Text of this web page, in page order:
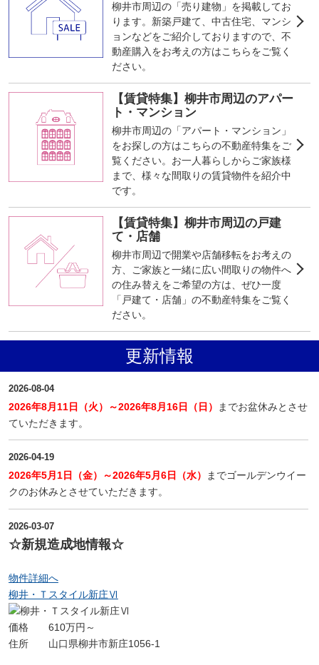
柳井市周辺の「売り建物」を掲載してお
ります。新築戸建て、中古住宅、マンシ
ョンなどをご紹介しておりますので、不
動産購入をお考えの方はこちらをご覧く
ださい。
【賃貸特集】柳井市周辺のアパー
ト・マンション
柳井市周辺の「アパート・マンション」
をお探しの方はこちらの不動産特集をご
覧ください。お一人暮らしからご家族様
まで、様々な間取りの賃貸物件を紹介中
です。
【賃貸特集】柳井市周辺の戸建
て・店舗
柳井市周辺で開業や店舗移転をお考えの
方、ご家族と一緒に広い間取りの物件へ
の住み替えをご希望の方は、ぜひ一度
「戸建て・店舗」の不動産特集をご覧く
ださい。
更新情報
2026-08-04
2026年8月11日（火）～2026年8月16日（日）
までお盆休みとさせ
ていただきます。
2026-04-19
2026年5月1日（金）～2026年5月6日（水）
までゴールデンウイー
クのお休みとさせていただきます。
2026-03-07
☆新規造成地情報☆
物件詳細へ
柳井・Ｔスタイル新庄Ⅵ
価格 610万円～
住所 山口県柳井市新庄1056-1